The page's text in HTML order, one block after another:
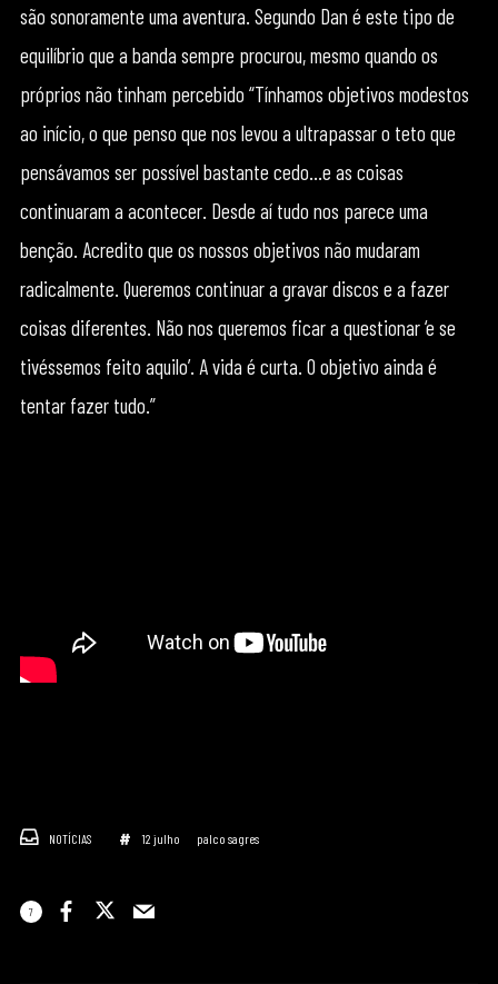
são sonoramente uma aventura. Segundo Dan é este tipo de
equilíbrio que a banda sempre procurou, mesmo quando os
próprios não tinham percebido “Tínhamos objetivos modestos
ao início, o que penso que nos levou a ultrapassar o teto que
pensávamos ser possível bastante cedo…e as coisas
continuaram a acontecer. Desde aí tudo nos parece uma
benção. Acredito que os nossos objetivos não mudaram
radicalmente. Queremos continuar a gravar discos e a fazer
coisas diferentes. Não nos queremos ficar a questionar ‘e se
tivéssemos feito aquilo’. A vida é curta. O objetivo ainda é
tentar fazer tudo.”
NOTÍCIAS 12 julho palco sagres
7